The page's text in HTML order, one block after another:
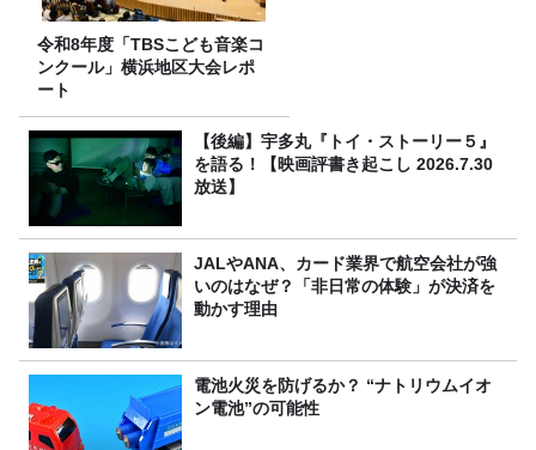
令和8年度「TBSこども音楽コ
ンクール」横浜地区大会レポ
ート
【後編】宇多丸『トイ・ストーリー５』
を語る！【映画評書き起こし 2026.7.30
放送】
JALやANA、カード業界で航空会社が強
いのはなぜ？「非日常の体験」が決済を
動かす理由
電池火災を防げるか？ “ナトリウムイオ
ン電池”の可能性